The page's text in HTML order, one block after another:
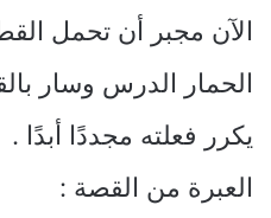
الآن مجبر أن تحمل
الحمار الدرس وسار
يكرر فعلته مجددًا أبدًا .
العبرة من القصة :